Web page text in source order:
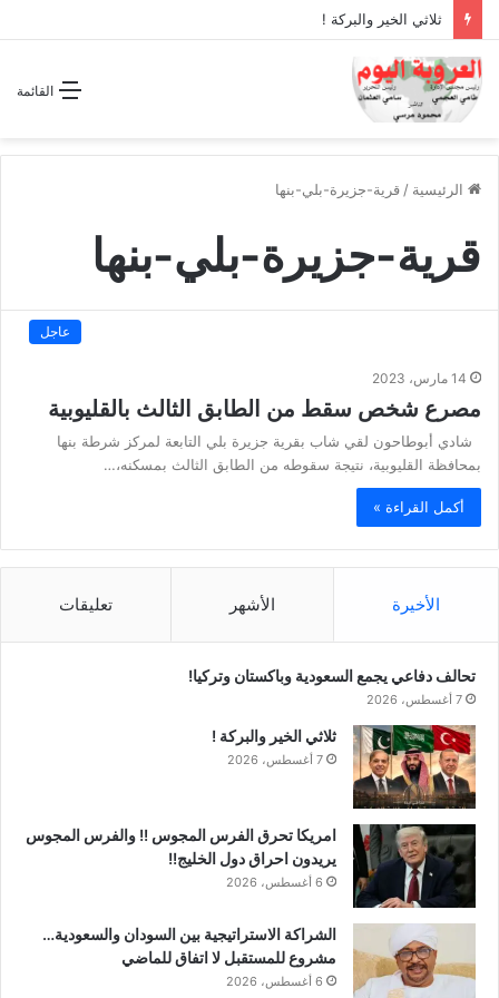
ثلاثي الخير والبركة !
القائمة
الرئيسية / قرية-جزيرة-بلي-بنها
قرية-جزيرة-بلي-بنها
عاجل
14 مارس، 2023
مصرع شخص سقط من الطابق الثالث بالقليوبية
شادي أبوطاحون لقي شاب بقرية جزيرة بلي التابعة لمركز شرطة بنها
بمحافظة القليوبية، نتيجة سقوطه من الطابق الثالث بمسكنه،…
أكمل القراءة »
الأخيرة الأشهر تعليقات
تحالف دفاعي يجمع السعودية وباكستان وتركيا!
7 أغسطس، 2026
ثلاثي الخير والبركة !
7 أغسطس، 2026
امريكا تحرق الفرس المجوس !! والفرس المجوس
يريدون احراق دول الخليج!!
6 أغسطس، 2026
الشراكة الاستراتيجية بين السودان والسعودية…
مشروع للمستقبل لا اتفاق للماضي
6 أغسطس، 2026